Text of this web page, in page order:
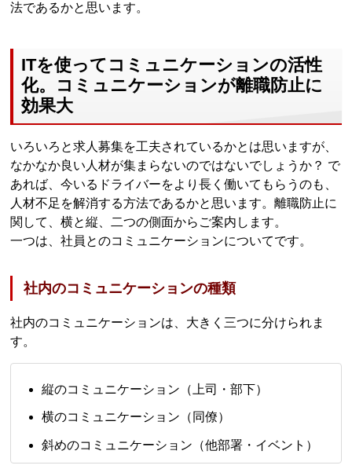
法であるかと思います。
ITを使ってコミュニケーションの活性
化。コミュニケーションが離職防止に
効果大
いろいろと求人募集を工夫されているかとは思いますが、
なかなか良い人材が集まらないのではないでしょうか？ で
あれば、今いるドライバーをより長く働いてもらうのも、
人材不足を解消する方法であるかと思います。離職防止に
関して、横と縦、二つの側面からご案内します。
一つは、社員とのコミュニケーションについてです。
社内のコミュニケーションの種類
社内のコミュニケーションは、大きく三つに分けられま
す。
縦のコミュニケーション（上司・部下）
横のコミュニケーション（同僚）
斜めのコミュニケーション（他部署・イベント）